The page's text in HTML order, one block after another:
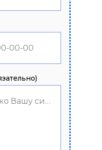
Опишите коротко Вашу ситуацию